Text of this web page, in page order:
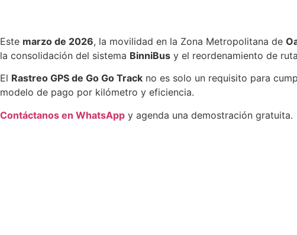
Este marzo de 2026, la movilidad en la Zona Metropolitana de
la consolidación del sistema BinniBus y el reordenamiento de
El Rastreo GPS de Go Go Track no es solo un requisito para
modelo de pago por kilómetro y eficiencia.
Contáctanos en WhatsApp y agenda una demostración gratuita.